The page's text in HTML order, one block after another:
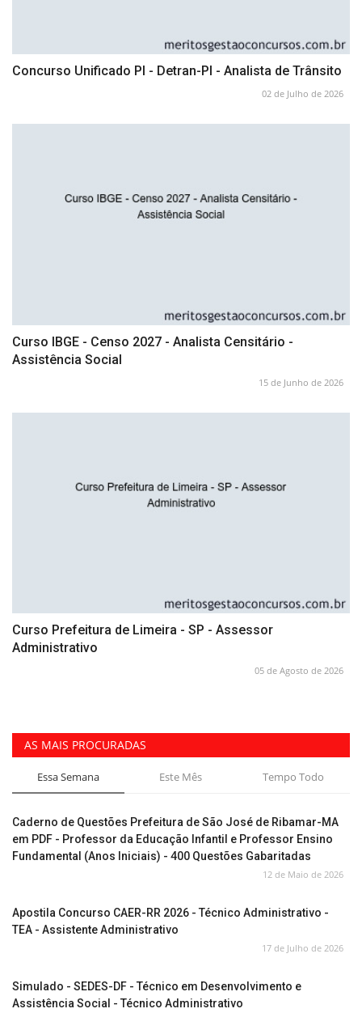
Concurso Unificado PI - Detran-PI - Analista de Trânsito
02 de Julho de 2026
Curso IBGE - Censo 2027 - Analista Censitário -
Assistência Social
15 de Junho de 2026
Curso Prefeitura de Limeira - SP - Assessor
Administrativo
05 de Agosto de 2026
AS MAIS PROCURADAS
Essa Semana Este Mês Tempo Todo
Caderno de Questões Prefeitura de São José de Ribamar-MA
em PDF - Professor da Educação Infantil e Professor Ensino
Fundamental (Anos Iniciais) - 400 Questões Gabaritadas
12 de Maio de 2026
Apostila Concurso CAER-RR 2026 - Técnico Administrativo -
TEA - Assistente Administrativo
17 de Julho de 2026
Simulado - SEDES-DF - Técnico em Desenvolvimento e
Assistência Social - Técnico Administrativo